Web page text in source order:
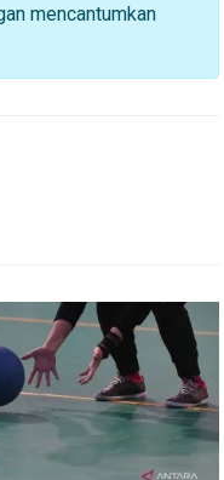
mencantumkan